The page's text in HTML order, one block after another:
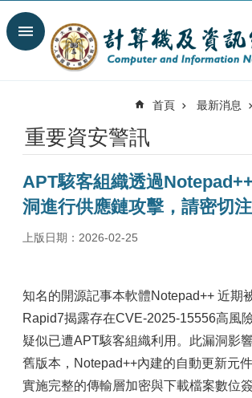
跳到主要內容區塊
搜
尋
最
消
息
於
務
陣
容
服
首頁 最新消息
重要資安警訊
APT駭客組織透過
洞進行供應鏈攻擊，請密切
上版日期：2026-02-25
知名的開源記事本軟體Notepad++ 近期
Rapid7揭露存在CVE-2025-15556高風
疑似已遭APT駭客組織利用。此漏洞影
舊版本，Notepad++內建的自動更新元
實施完整的傳輸層加密與下載檔案數位